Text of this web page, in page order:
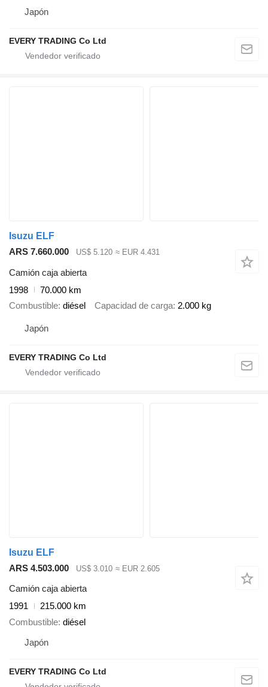
Japón
EVERY TRADING Co Ltd
Isuzu ELF
ARS 7.660.000
US$ 5.120 ≈ EUR 4.431
Camión caja abierta
1998
70.000 km
Combustible diésel Capacidad de carga 2.000 kg
Japón
EVERY TRADING Co Ltd
Isuzu ELF
ARS 4.503.000
US$ 3.010 ≈ EUR 2.605
Camión caja abierta
1991
215.000 km
Combustible diésel
Japón
EVERY TRADING Co Ltd